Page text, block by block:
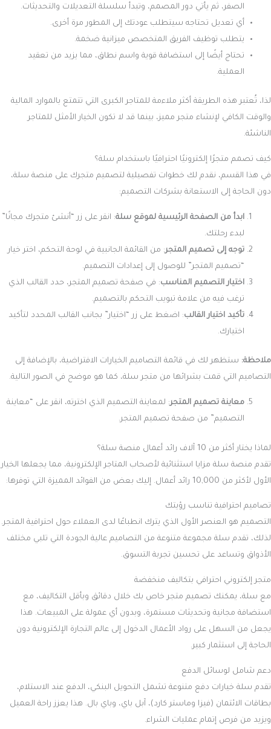
الصفر، ثم يأتي دور المصمم، وتبدأ سلسلة التعديلات والتحديثات.
أي تعديل تحتاجه سيتطلب عودتك إلى المطور مرة أخرى.
يتطلب توظيف الفريق المتخصص ميزانية ضخمة.
تحتاج أيضًا إلى استضافة قوية واسم نطاق، مما يزيد من تعقيد
العملية.
لذا، تُعتبر هذه الطريقة أكثر ملاءمة للمتاجر الكبرى التي تتمتع بالموارد المالية
والوقت الكافي لإنشاء متجر مميز، بينما قد لا تكون الخيار الأمثل للمتاجر
الناشئة.
كيف تصمم متجرًا إلكترونيًا احترافيًا باستخدام سلة؟
في هذا القسم، نقدم لك خطوات تفصيلية لتصميم متجرك على منصة سلة،
دون الحاجة إلى الاستعانة بشركات التصميم:
ابدأ من الصفحة الرئيسية لموقع سلة: انقر على زر “أنشئ متجرك مجانًا”
لبدء رحلتك.
توجه إلى تصميم المتجر: من القائمة الجانبية في لوحة التحكم، اختر خيار
“تصميم المتجر” للوصول إلى إعدادات التصميم.
اختيار التصميم المناسب: في صفحة تصميم المتجر، حدد القالب الذي
ترغب فيه من علامة تبويب التحكم بالتصميم.
تأكيد اختيار القالب: اضغط على زر “اختيار” بجانب القالب المحدد لتأكيد
اختيارك.
ملاحظة: ستظهر لك في قائمة التصاميم الخيارات الافتراضية، بالإضافة إلى
التصاميم التي قمت بشرائها من متجر سلة، كما هو موضح في الصور التالية.
معاينة تصميم المتجر: لمعاينة التصميم الذي اخترته، انقر على “معاينة
التصميم” من صفحة تصميم المتجر.
لماذا يختار أكثر من 10 آلاف رائد أعمال منصة سلة؟
تقدم منصة سلة مزايا استثنائية لأصحاب المتاجر الإلكترونية، مما يجعلها الخيار
الأول لأكثر من 10,000 رائد أعمال. إليك بعض من الفوائد المميزة التي توفرها:
تصاميم احترافية تناسب رؤيتك
التصميم هو العنصر الأول الذي يترك انطباعًا لدى العملاء حول احترافية المتجر.
لذلك، تقدم سلة مجموعة متنوعة من التصاميم عالية الجودة التي تلبي مختلف
الأذواق وتساعد على تحسين تجربة التسوق.
متجر إلكتروني احترافي بتكاليف منخفضة
مع سلة، يمكنك تصميم متجر خاص بك خلال دقائق وبأقل التكاليف، مع
استضافة مجانية وتحديثات مستمرة، وبدون أي عمولة على المبيعات. هذا
يجعل من السهل على رواد الأعمال الدخول إلى عالم التجارة الإلكترونية دون
الحاجة إلى استثمار كبير.
دعم شامل لوسائل الدفع
تقدم سلة خيارات دفع متنوعة تشمل التحويل البنكي، الدفع عند الاستلام،
بطاقات الائتمان (فيزا وماستر كارد)، آبل باي، وباي بال. هذا يعزز راحة العميل
ويزيد من فرص إتمام عمليات الشراء.